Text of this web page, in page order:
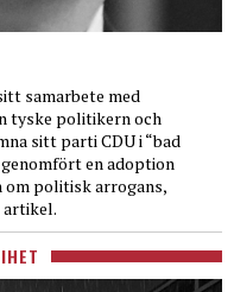
samarbete med
tyske politikern och
sitt parti CDU i “bad
en adoption
om politisk arrogans,
artikel.